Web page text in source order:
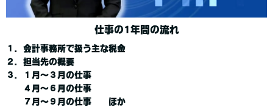
仕事の1年間の流れ
１．会計事務所で扱う主な税金
２．担当先の概要
３．１月～３月の仕事
４月～６月の仕事
７月～９月の仕事 ほか